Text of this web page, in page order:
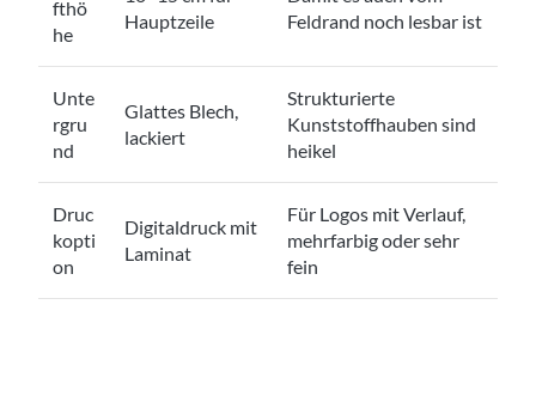
fthö
he
Hauptzeile
Feldrand noch lesbar ist
Unte
rgru
nd
Glattes Blech,
lackiert
Strukturierte
Kunststoffhauben sind
heikel
Druc
kopti
on
Digitaldruck mit
Laminat
Für Logos mit Verlauf,
mehrfarbig oder sehr
fein